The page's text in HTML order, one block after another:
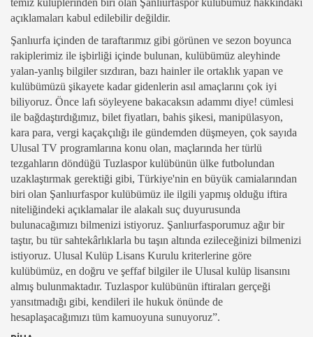
temiz kulüplerinden biri olan Şanlıurfaspor kulübümüz hakkındaki
açıklamaları kabul edilebilir değildir.
Şanlıurfa içinden de taraftarımız gibi görünen ve sezon boyunca
rakiplerimiz ile işbirliği içinde bulunan, kulübümüz aleyhinde
yalan-yanlış bilgiler sızdıran, bazı hainler ile ortaklık yapan ve
kulübümüzü şikayete kadar gidenlerin asıl amaçlarını çok iyi
biliyoruz. Önce lafı söyleyene bakacaksın adammı diye! cümlesi
ile bağdaştırdığımız, bilet fiyatları, bahis şikesi, manipülasyon,
kara para, vergi kaçakçılığı ile gündemden düşmeyen, çok sayıda
Ulusal TV programlarına konu olan, maçlarında her türlü
tezgahların döndüğü Tuzlaspor kulübünün ülke futbolundan
uzaklaştırmak gerektiği gibi, Türkiye'nin en büyük camialarından
biri olan Şanlıurfaspor kulübümüz ile ilgili yapmış olduğu iftira
niteliğindeki açıklamalar ile alakalı suç duyurusunda
bulunacağımızı bilmenizi istiyoruz. Şanlıurfasporumuz ağır bir
taştır, bu tür sahtekârlıklarla bu taşın altında ezileceğinizi bilmenizi
istiyoruz. Ulusal Kulüp Lisans Kurulu kriterlerine göre
kulübümüz, en doğru ve şeffaf bilgiler ile Ulusal kulüp lisansını
almış bulunmaktadır. Tuzlaspor kulübünün iftiraları gerçeği
yansıtmadığı gibi, kendileri ile hukuk önünde de
hesaplaşacağımızı tüm kamuoyuna sunuyoruz”.